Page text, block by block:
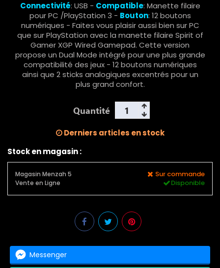
Connectivité: USB - Compatible: Manette filaire
pour PC /PlayStation 3 - Bouton: 12 boutons
numériques - Faites vous plaisir aussi bien sur PC
que sur PlayStation avec la manette filaire Spirit of
Gamer XGP Wired Gamepad. Cette version
propose un Dual Mode intégré pour une plus grande
compatibilité des jeux - 12 boutons numériques
ainsi que 2 sticks analogiques excentrés pour un
plus grand confort.
Quantité
Derniers articles en stock
Stock en magasin :
Magasin Menzah 5 Sur commande
Vente en Ligne Disponible
Messenger